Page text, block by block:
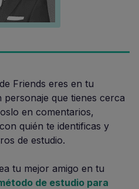
Friends eres en tu
que tienes cerca
en comentarios,
quién te identificas y
de estudio.
tu mejor amigo en tu
de estudio para